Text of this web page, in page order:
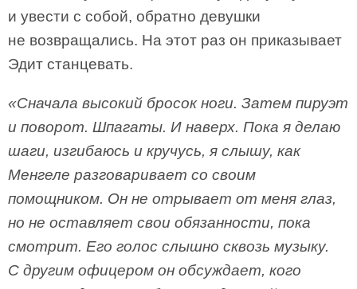
и увести с собой, обратно девушки
не возвращались. На этот раз он приказывает
Эдит станцевать.
«Сначала высокий бросок ноги. Затем пируэт
и поворот. Шпагаты. И наверх. Пока я делаю
шаги, изгибаюсь и кручусь, я слышу, как
Менгеле разговаривает со своим
помощником. Он не отрывает от меня глаз,
но не оставляет свои обязанности, пока
смотрит. Его голос слышно сквозь музыку.
С другим офицером он обсуждает, кого